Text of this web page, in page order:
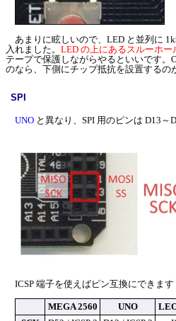
あまりに眩しいので、LED と並列に
入れました。 LED の上にあるスルーホ
テープで保護しながらやるといいです。
のなら、下側にチップ抵抗を設置するの
SPI
UNO と異なり、SPI 用のピンは D13～
ICSP 端子を使えばピン互換にできます
MEGA 2560 UNO